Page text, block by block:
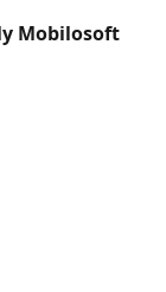
Mobilosoft